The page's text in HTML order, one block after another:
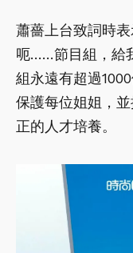
蕭薔上台致詞時
呃……節目組，給
組永遠有超過
保護每位姐姐，
正的人才培養。